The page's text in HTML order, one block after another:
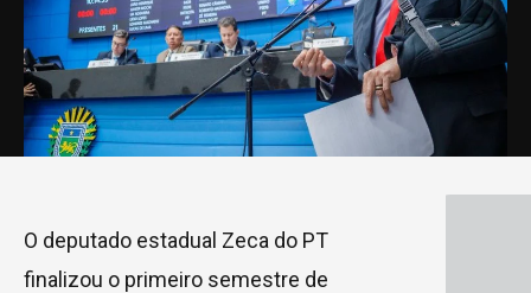
O deputado estadual Zeca do PT
finalizou o primeiro semestre de